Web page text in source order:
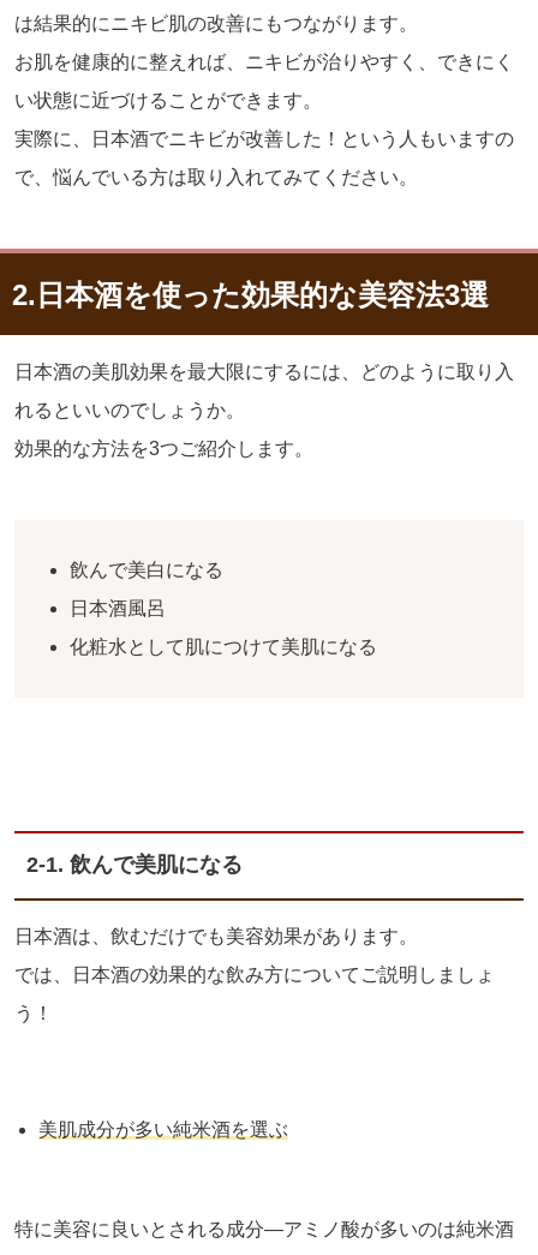
は結果的にニキビ肌の改善にもつながります。
お肌を健康的に整えれば、ニキビが治りやすく、できにく
い状態に近づけることができます。
実際に、日本酒でニキビが改善した！という人もいますの
で、悩んでいる方は取り入れてみてください。
2. 日本酒を使った効果的な美容法3選
日本酒の美肌効果を最大限にするには、どのように取り入
れるといいのでしょうか。
効果的な方法を3つご紹介します。
飲んで美白になる
日本酒風呂
化粧水として肌につけて美肌になる
2-1. 飲んで美肌になる
日本酒は、飲むだけでも美容効果があります。
では、日本酒の効果的な飲み方についてご説明しましょ
う！
美肌成分が多い純米酒を選ぶ
特に美容に良いとされる成分―アミノ酸が多いのは純米酒